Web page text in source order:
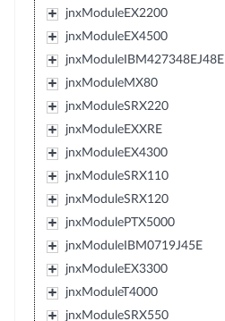
jnxModuleEX2200
jnxModuleEX4500
jnxModuleIBM427348EJ48E
jnxModuleMX80
jnxModuleSRX220
jnxModuleEXXRE
jnxModuleEX4300
jnxModuleSRX110
jnxModuleSRX120
jnxModulePTX5000
jnxModuleIBM0719J45E
jnxModuleEX3300
jnxModuleT4000
jnxModuleSRX550